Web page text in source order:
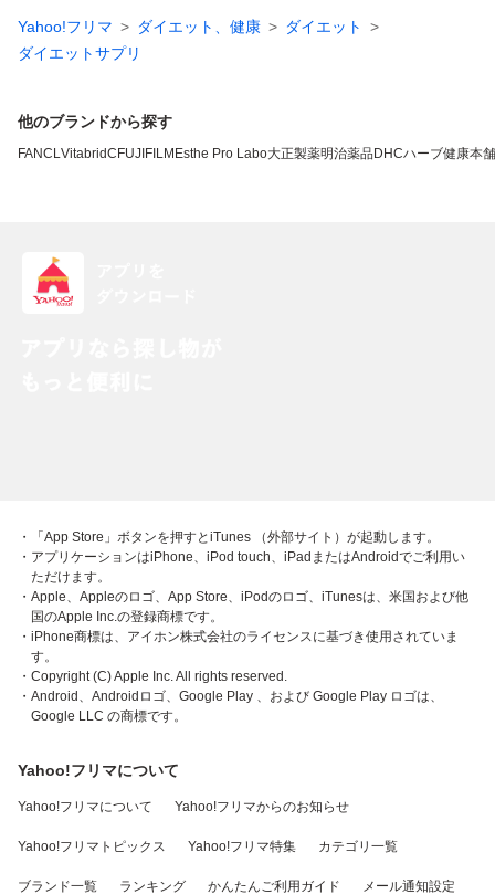
Yahoo!フリマ ダイエット、健康
ダイエット
ダイエットサプリ
他のブランドから探す
FANCLVitabridC FUJIFILM Esthe Pro Labo大正製薬明治薬品DHCハーブ健康本舗
・「App Store」ボタンを押すとiTunes （外部サイト）が起動します。
・アプリケーションはiPhone、iPod touch、iPadまたはAndroidでご利用い
ただけます。
・Apple、Appleのロゴ、App Store、iPodのロゴ、iTunesは、米国および他
国のApple Inc.の登録商標です。
・iPhone商標は、アイホン株式会社のライセンスに基づき使用されていま
す。
・Copyright (C) Apple Inc. All rights reserved.
・Android、Androidロゴ、Google Play 、および Google Play ロゴは、
Google LLC の商標です。
Yahoo!フリマについて
Yahoo!フリマについて Yahoo!フリマからのお知らせ
Yahoo!フリマトピックス Yahoo!フリマ特集 カテゴリ一覧
ブランド一覧 ランキング かんたんご利用ガイド メール通知設定